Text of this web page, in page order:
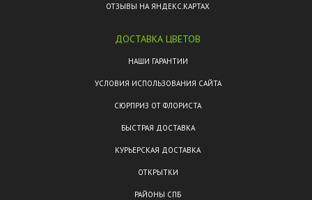
ОТЗЫВЫ НА ЯНДЕКС.КАРТАХ
ДОСТАВКА ЦВЕТОВ
НАШИ ГАРАНТИИ
УСЛОВИЯ ИСПОЛЬЗОВАНИЯ САЙТА
СЮРПРИЗ ОТ ФЛОРИСТА
БЫСТРАЯ ДОСТАВКА
КУРЬЕРСКАЯ ДОСТАВКА
ОТКРЫТКИ
РАЙОНЫ СПБ